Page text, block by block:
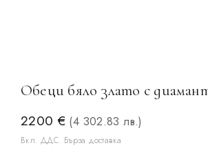
Обеци бяло злато с
2200 € (4 302.83 лв.)
Вкл. ДДС. Бърза доставка